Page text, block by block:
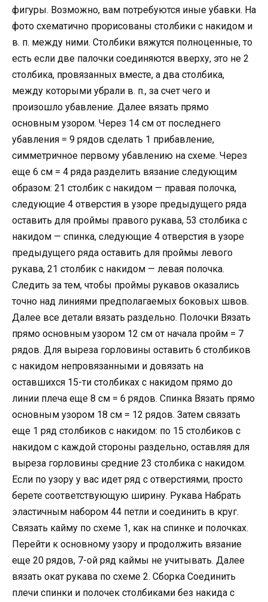
фигуры. Возможно, вам потребуются иные убавки. На
фото схематично прорисованы столбики с накидом и
в. п. между ними. Столбики вяжутся полноценные, то
есть если две палочки соединяются вверху, это не 2
столбика, провязанных вместе, а два столбика,
между которыми убрали в. п., за счет чего и
произошло убавление. Далее вязать прямо
основным узором. Через 14 см от последнего
убавления = 9 рядов сделать 1 прибавление,
симметричное первому убавлению на схеме. Через
еще 6 см = 4 ряда разделить вязание следующим
образом: 21 столбик с накидом — правая полочка,
следующие 4 отверстия в узоре предыдущего ряда
оставить для проймы правого рукава, 53 столбика с
накидом — спинка, следующие 4 отверстия в узоре
предыдущего ряда оставить для проймы левого
рукава, 21 столбик с накидом — левая полочка.
Следить за тем, чтобы проймы рукавов оказались
точно над линиями предполагаемых боковых швов.
Далее все детали вязать раздельно. Полочки Вязать
прямо основным узором 12 см от начала пройм = 7
рядов. Для выреза горловины оставить 6 столбиков
с накидом непровязанными и довязать на
оставшихся 15-ти столбиках с накидом прямо до
линии плеча еще 8 см = 6 рядов. Спинка Вязать прямо
основным узором 18 см = 12 рядов. Затем связать
еще 1 ряд столбиков с накидом: по 15 столбиков с
накидом с каждой стороны раздельно, оставляя для
выреза горловины средние 23 столбика с накидом.
Если по узору у вас идет ряд с отверстиями, просто
берете соответствующую ширину. Рукава Набрать
эластичным набором 44 петли и соединить в круг.
Связать кайму по схеме 1, как на спинке и полочках.
Перейти к основному узору и продолжить вязание
еще 20 рядов, 7-ой ряд каймы не учитывать. Далее
вязать окат рукава по схеме 2. Сборка Соединить
плечи спинки и полочек столбиками без накида с